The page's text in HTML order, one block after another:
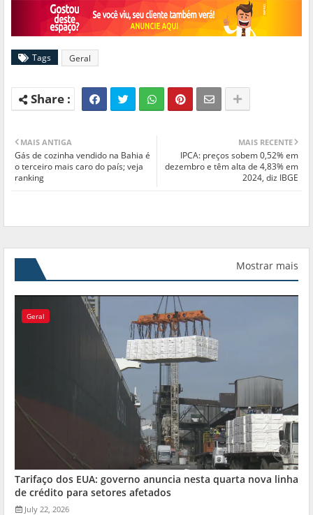
Tags Geral
MAIS RECENTE
IPCA: preços sobem 0,52% em
dezembro e têm alta de 4,83% em
2024, diz IBGE
MAIS ANTIGA
Gás de cozinha vendido na Bahia é
o terceiro mais caro do país; veja
ranking
Mostrar mais
Geral
Tarifaço dos EUA: governo anuncia nesta quarta nova linha
de crédito para setores afetados
July 22, 2026